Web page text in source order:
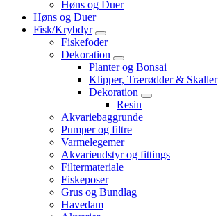
Høns og Duer
Høns og Duer
Fisk/Krybdyr
Fiskefoder
Dekoration
Planter og Bonsai
Klipper, Trærødder & Skaller
Dekoration
Resin
Akvariebaggrunde
Pumper og filtre
Varmelegemer
Akvarieudstyr og fittings
Filtermateriale
Fiskeposer
Grus og Bundlag
Havedam